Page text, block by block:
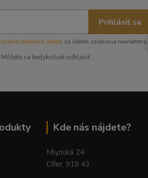
Prihlásiť sa
osobných údajovza účelom zasielania newslettera.
Môžete sa kedykoľvek odhlásiť.
Kde nás nájdete?
Mlynská 24
Cífer, 919 43